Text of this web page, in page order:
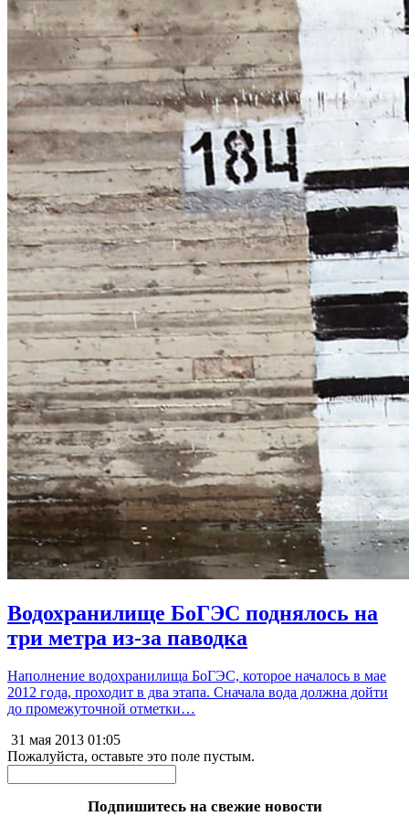
Водохранилище БоГЭС поднялось на
три метра из-за паводка
Наполнение водохранилища БоГЭС, которое началось в мае
2012 года, проходит в два этапа. Сначала вода должна дойти
до промежуточной отметки…
31 мая 2013 01:05
Пожалуйста, оставьте это поле пустым.
Подпишитесь на свежие новости